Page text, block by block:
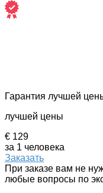
Гарантия лучшей
лучшей цены
€ 129
за 1 человека
Заказать
При заказе вам не
любые вопросы по